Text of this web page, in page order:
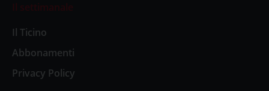
Il settimanale
Il Ticino
Abbonamenti
Privacy Policy